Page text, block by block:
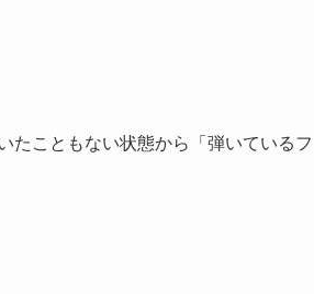
たこともない状態から「弾いているフ